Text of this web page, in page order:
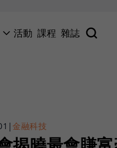
活動 課程 雜誌
|金融科技